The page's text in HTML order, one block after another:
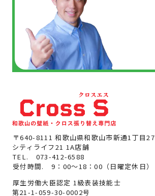
〒640-8111 和歌山県和歌山市新通1丁目27
シティライフ21 1A店舗
TEL. 073-412-6588
受付時間. 9：00～18：00（日曜定休日）
厚生労働大臣認定 1級表装技能士
第21-1-059-30-0002号